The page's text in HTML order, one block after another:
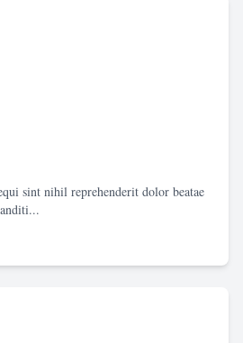
sint nihil reprehenderit dolor beatae